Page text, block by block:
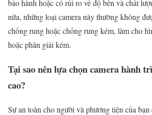
bảo hành hoặc có rủi ro về độ bền và chất
nữa, những loại camera này thường không
chống rung hoặc chống rung kém, làm cho
hoặc phân giải kém.
Tại sao nên lựa chọn camera hành
cao?
Sự an toàn cho người và phương tiện của